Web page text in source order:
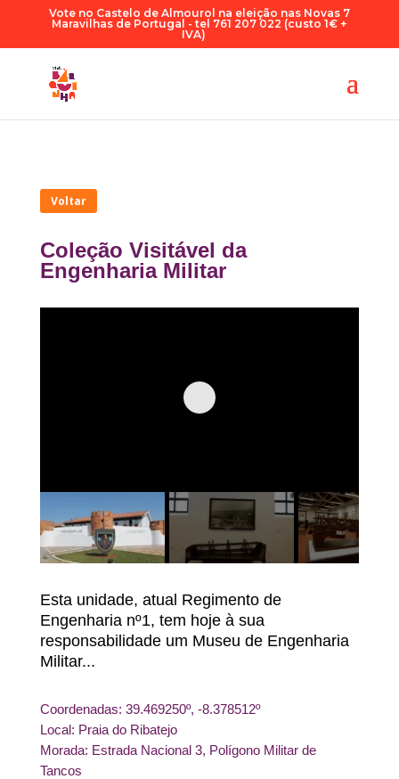
Vote no Castelo de Almourol na eleição nas Novas 7
Maravilhas de Portugal - tel 761 207 022 (custo 1€ +
IVA)
Voltar
Coleção Visitável da
Engenharia Militar
Esta unidade, atual Regimento de
Engenharia nº1, tem hoje à sua
responsabilidade um Museu de Engenharia
Militar...
Coordenadas: 39.469250º, -8.378512º
Local: Praia do Ribatejo
Morada: Estrada Nacional 3, Polígono Militar de
Tancos